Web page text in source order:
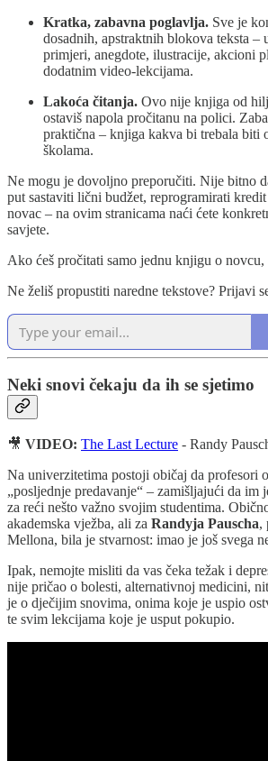
Kratka, zabavna poglavlja. Sve je
dosadnih, apstraktnih blokova teksta –
primjeri, anegdote, ilustracije, akcioni
dodatnim video-lekcijama.
Lakoća čitanja. Ovo nije knjiga od
ostaviš napola pročitanu na polici.
praktična – knjiga kakva bi trebala biti
školama.
Ne mogu je dovoljno preporučiti. Nije bitno
put sastaviti lični budžet, reprogramirati
novac – na ovim stranicama naći ćete
savjete.
Ako ćeš pročitati samo jednu knjigu o novcu,
Ne želiš propustiti naredne tekstove? Prijavi
Neki snovi čekaju da ih se sjetimo
🎥 VIDEO: The Last Lecture - Randy
Na univerzitetima postoji običaj da profesori
„posljednje predavanje“ – zamišljajući da im
za reći nešto važno svojim studentima.
akademska vježba, ali za Randyja Pauscha,
Mellona, bila je stvarnost: imao je još svega
Ipak, nemojte misliti da vas čeka težak i
nije pričao o bolesti, alternativnoj medicini,
je o dječijim snovima, onima koje je uspio
te svim lekcijama koje je usput pokupio.